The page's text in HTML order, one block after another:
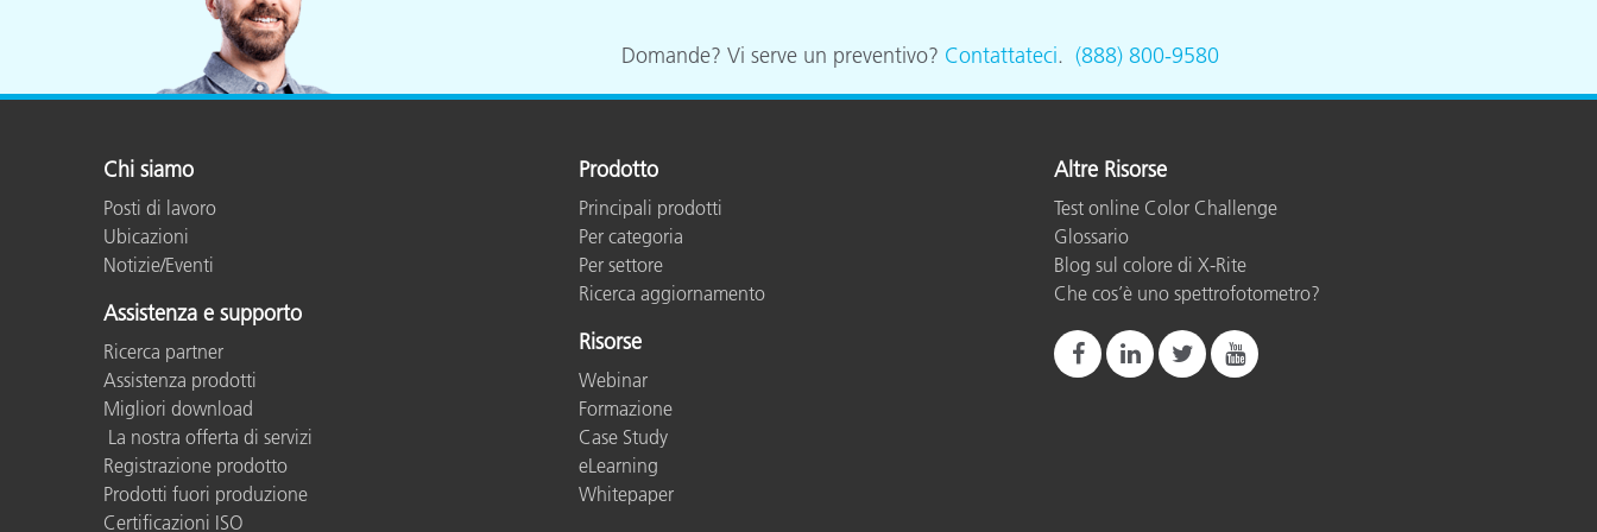
Carta
Materiali per l’edilizia
Domande? Vi serve un preventivo? Contattateci. (888) 800-9580
Chi siamo
Posti di lavoro
Ubicazioni
Notizie/Eventi
Assistenza e supporto
Ricerca partner
Assistenza prodotti
Migliori download
La nostra offerta di servizi
Registrazione prodotto
Prodotti fuori produzione
Certificazioni ISO
Prodotto
Principali prodotti
Per categoria
Per settore
Ricerca aggiornamento
Risorse
Webinar
Formazione
Case Study
eLearning
Whitepaper
Altre Risorse
Test online Color Challenge
Glossario
Blog sul colore di X-Rite
Che cos’è uno spettrofotometro?